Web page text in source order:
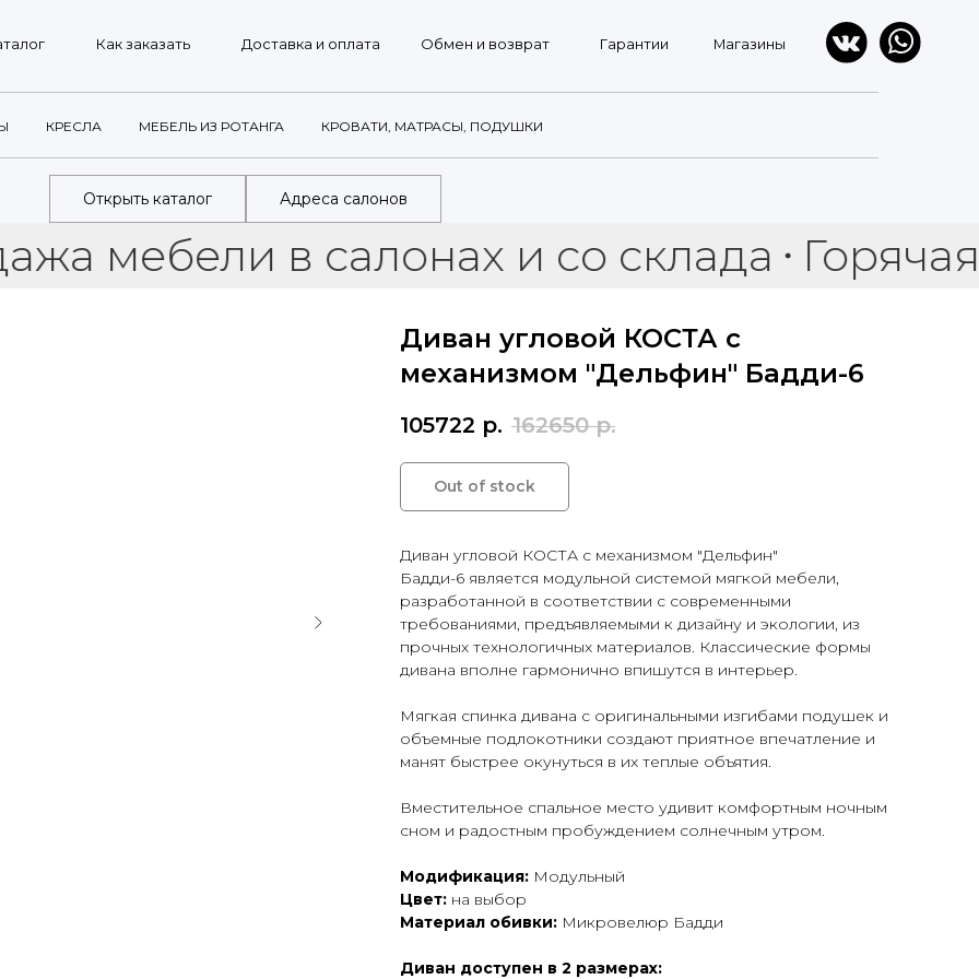
Как заказать Доставка и оплата Обмен и возврат Гарантии Магазины
КРЕСЛА МЕБЕЛЬ ИЗ РОТАНГА КРОВАТИ, МАТРАСЫ, ПОДУШКИ
Открыть каталог Адреса салонов
в салонах и со склада Горячая
Диван угловой КОСТА с
механизмом "Дельфин" Бадди-6
105722 р. 162650 р.
Out of stock
Диван угловой КОСТА с механизмом "Дельфин"
Бадди-6 является модульной системой мягкой мебели,
разработанной в соответствии с современными
требованиями, предъявляемыми к дизайну и экологии, из
прочных технологичных материалов. Классические формы
дивана вполне гармонично впишутся в интерьер.
Мягкая спинка дивана с оригинальными изгибами подушек и
объемные подлокотники создают приятное впечатление и
манят быстрее окунуться в их теплые объятия.
Вместительное спальное место удивит комфортным ночным
сном и радостным пробуждением солнечным утром.
Модификация: Модульный
Цвет: на выбор
Материал обивки: Микровелюр Бадди
Диван доступен в 2 размерах: